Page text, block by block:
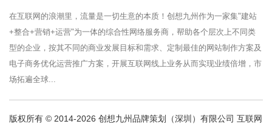
在互联网的浪潮里，流量是一切生意的本质！创想九州作为一家集"建站
+整合+营销+运营"为一体的综合性网络服务商，帮助各个层次上不同类
型的企业，按其不同的商业发展目标和需求、定制最佳的网站制作方案及
电子商务优化运营推广方案，开展互联网线上业务从而实现业绩倍增，市
场拓遍全球...
版权所有 © 2014-2026 创想九州品牌策划（深圳）有限公司 互联网